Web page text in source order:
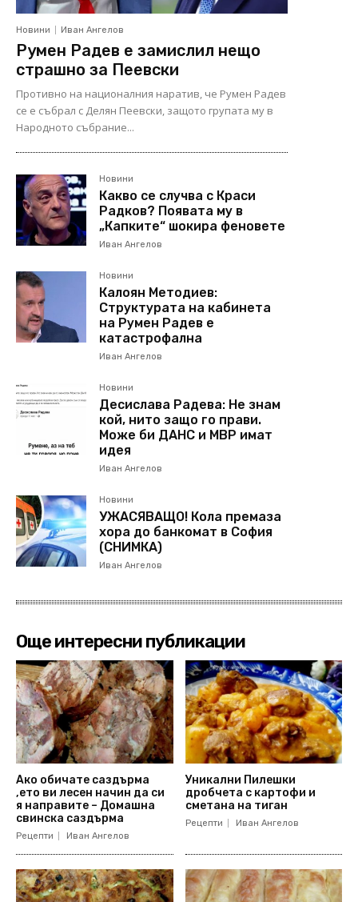
Новини Иван Ангелов
Румен Радев е замислил нещо
страшно за Пеевски
Противно на националния наратив, че Румен Радев
се е събрал с Делян Пеевски, защото групата му в
Народното събрание...
Новини
Какво се случва с Краси
Радков? Появата му в
„Капките“ шокира феновете
Иван Ангелов
Новини
Калоян Методиев:
Структурата на кабинета
на Румен Радев е
катастрофална
Иван Ангелов
Новини
Десислава Радева: Не знам
кой, нито защо го прави.
Може би ДАНС и МВР имат
идея
Иван Ангелов
Новини
УЖАСЯВАЩО! Кола премаза
хора до банкомат в София
(СНИМКА)
Иван Ангелов
Още интересни публикации
Ако обичате саздърма
,ето ви лесен начин да си
я направите – Домашна
свинска саздърма
Рецепти Иван Ангелов
Уникални Пилешки
дробчета с картофи и
сметана на тиган
Рецепти Иван Ангелов